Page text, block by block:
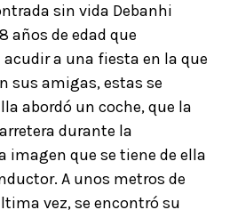
sin vida Debanhi
años de edad que
a una fiesta en la que
sus amigas, estas se
abordó un coche, que la
durante la
que se tiene de ella
A unos metros de
vez, se encontró su